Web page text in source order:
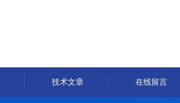
技术文章 在线留言